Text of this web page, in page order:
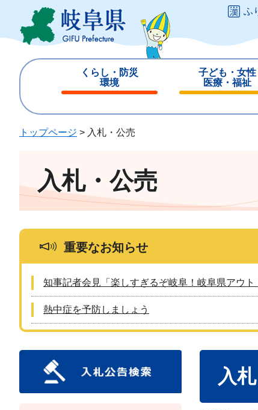
ジ
ュ
ふ
くらし・防災
環境
じ
子ども・女性
医療・福祉
じ
トップページ > 入札・公売
入札・公売
重要なお知らせ
知事記者会見「楽しすぎるぞ岐阜！岐阜県アウ
熱中症を予防しましょう
入